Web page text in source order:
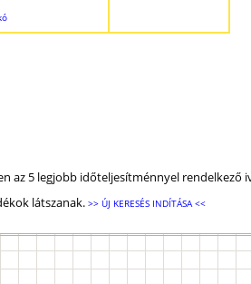
az 5 legjobb időteljesítménnyel rendelkező
látszanak. >> ÚJ KERESÉS INDÍTÁSA <<